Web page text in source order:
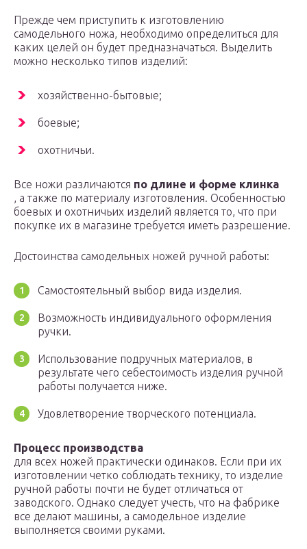
Прежде чем приступить к изготовлению
самодельного ножа, необходимо определиться для
каких целей он будет предназначаться. Выделить
можно несколько типов изделий:
хозяйственно-бытовые;
боевые;
охотничьи.
Все ножи различаются по длине и форме клинка
, а также по материалу изготовления. Особенностью
боевых и охотничьих изделий является то, что при
покупке их в магазине требуется иметь разрешение.
Достоинства самодельных ножей ручной работы:
Самостоятельный выбор вида изделия.
Возможность индивидуального оформления
ручки.
Использование подручных материалов, в
результате чего себестоимость изделия ручной
работы получается ниже.
Удовлетворение творческого потенциала.
Процесс производства
для всех ножей практически одинаков. Если при их
изготовлении четко соблюдать технику, то изделие
ручной работы почти не будет отличаться от
заводского. Однако следует учесть, что на фабрике
все делают машины, а самодельное изделие
выполняется своими руками.